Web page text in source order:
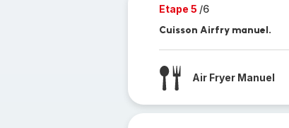
Etape 5 /6
Cuisson Airfry manuel.
Air Fryer Manuel